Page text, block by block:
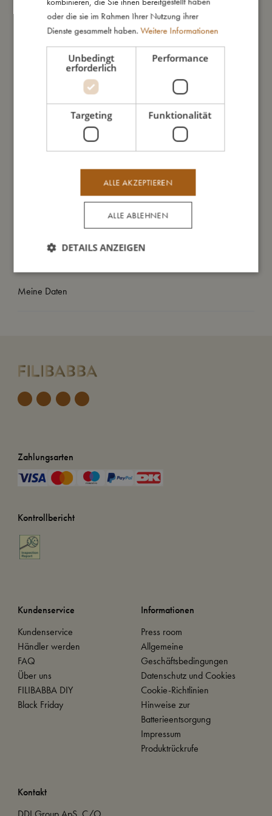
Waschmaschine im Feinwaschprogramm gereinigt werden.
Freya der Fuchs ist handgefertigt, was Deiner niedlichen
Meine besonderen Merkmale:
- Waschmaschinenfest.
- Atmungsaktiver Bio-Baumwoll-Musselin.
- Mit Silikonbeißring.
So kannst Du mich pflegen
Meine Daten
Zahlungsarten
Kontrollbericht
Kundenservice
Kundenservice
Händler werden
FAQ
Über uns
FILIBABBA DIY
Black Friday
Informationen
Press room
Allgemeine
Geschäftsbedingungen
Datenschutz und Cookies
Cookie-Richtlinien
Hinweise zur
Batterieentsorgung
Impressum
Produktrückrufe
Kontakt
oder die sie im Rahmen Ihrer Nutzung ihrer
Dienste gesammelt haben. Weitere Informationen
Unbedingt
erforderlich
Performance
Targeting Funktionalität
ALLE AKZEPTIEREN
ALLE ABLEHNEN
DETAILS ANZEIGEN